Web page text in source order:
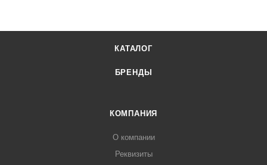
КАТАЛОГ
БРЕНДЫ
КОМПАНИЯ
О компании
Реквизиты